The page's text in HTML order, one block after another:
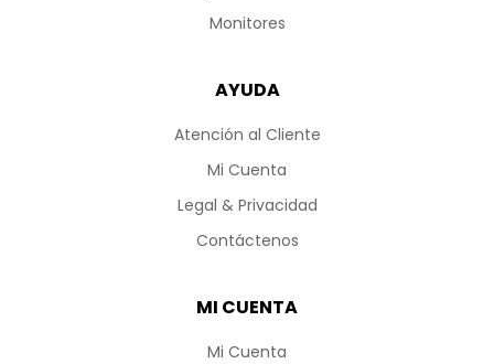
Monitores
AYUDA
Atención al Cliente
Mi Cuenta
Legal & Privacidad
Contáctenos
MI CUENTA
Mi Cuenta